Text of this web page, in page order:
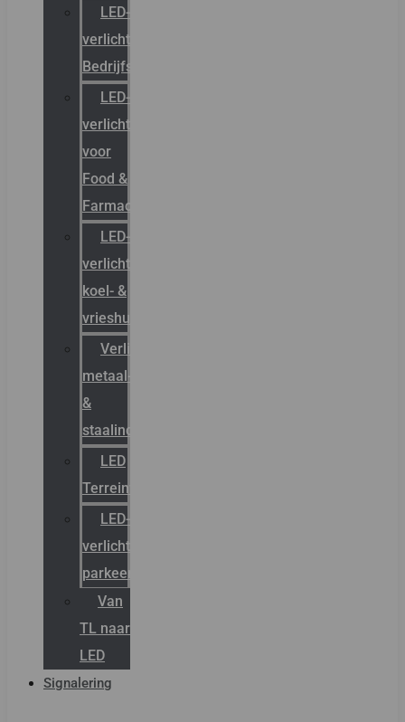
LED-
verlichting
Bedrijfshal
LED-
verlichting
voor
Food &
Farmacie
LED-
verlichting
koel- &
vrieshuizen
Verlichting
metaal-
&
staalindustrie
LED
Terreinverlichting
LED-
verlichting
parkeergarage
Van
TL naar
LED
Signalering